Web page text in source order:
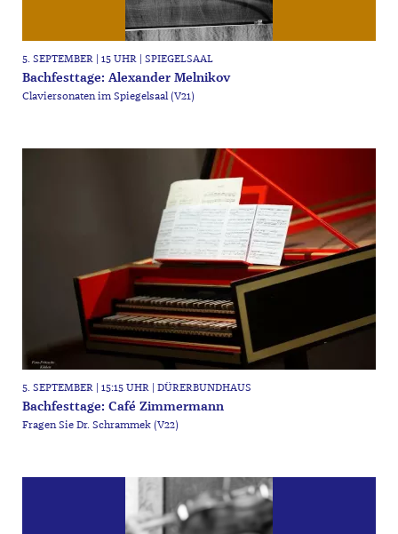
5. SEPTEMBER | 15 UHR | SPIEGELSAAL
Bachfesttage: Alexander Melnikov
Claviersonaten im Spiegelsaal (V21)
5. SEPTEMBER | 15:15 UHR | DÜRERBUNDHAUS
Bachfesttage: Café Zimmermann
Fragen Sie Dr. Schrammek (V22)